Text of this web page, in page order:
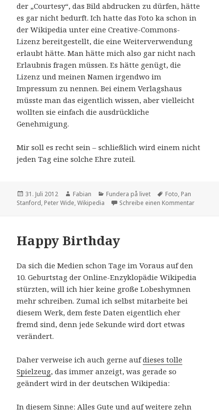
der „Courtesy“, das Bild abdrucken zu dürfen, hätte
es gar nicht bedurft. Ich hatte das Foto ka schon in
der Wikipedia unter eine Creative-Commons-
Lizenz bereitgestellt, die eine Weiterverwendung
erlaubt hätte. Man hätte mich also gar nicht nach
Erlaubnis fragen müssen. Es hätte genügt, die
Lizenz und meinen Namen irgendwo im
Impressum zu nennen. Bei einem Verlagshaus
müsste man das eigentlich wissen, aber vielleicht
wollten sie einfach die ausdrückliche
Genehmigung.
Mir soll es recht sein – schließlich wird einem nicht
jeden Tag eine solche Ehre zuteil.
Veröffentlicht
am
31. Juli 2012 Autor
Fabian Kategorien
Fundera på livet Schlagwörter
Foto, Pan
Stanford, Peter Wide,Wikipedia Schreibe einen Kommentarzu
Happy Birthday
Da sich die Medien schon Tage im Voraus auf den
10. Geburtstag der Online-Enzyklopädie Wikipedia
stürzten, will ich hier keine große Lobeshymnen
mehr schreiben. Zumal ich selbst mitarbeite bei
diesem Werk, dem feste Daten eigentlich eher
fremd sind, denn jede Sekunde wird dort etwas
verändert.
Daher verweise ich auch gerne aufdieses tolle
Spielzeug, das immer anzeigt, was gerade so
geändert wird in der deutschen Wikipedia:
In diesem Sinne: Alles Gute und auf weitere zehn